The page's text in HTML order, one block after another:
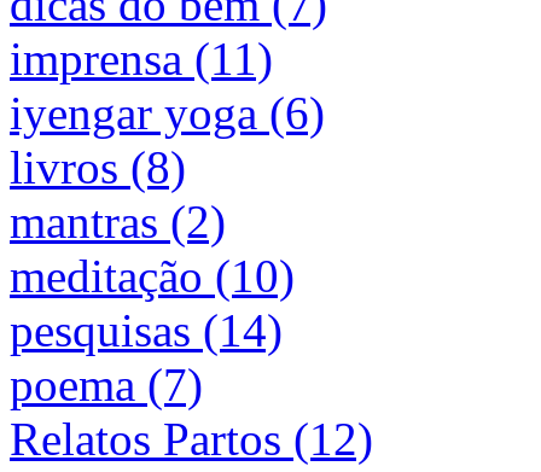
imprensa (11)
iyengar yoga (6)
livros (8)
mantras (2)
meditação (10)
pesquisas (14)
poema (7)
Relatos Partos (12)